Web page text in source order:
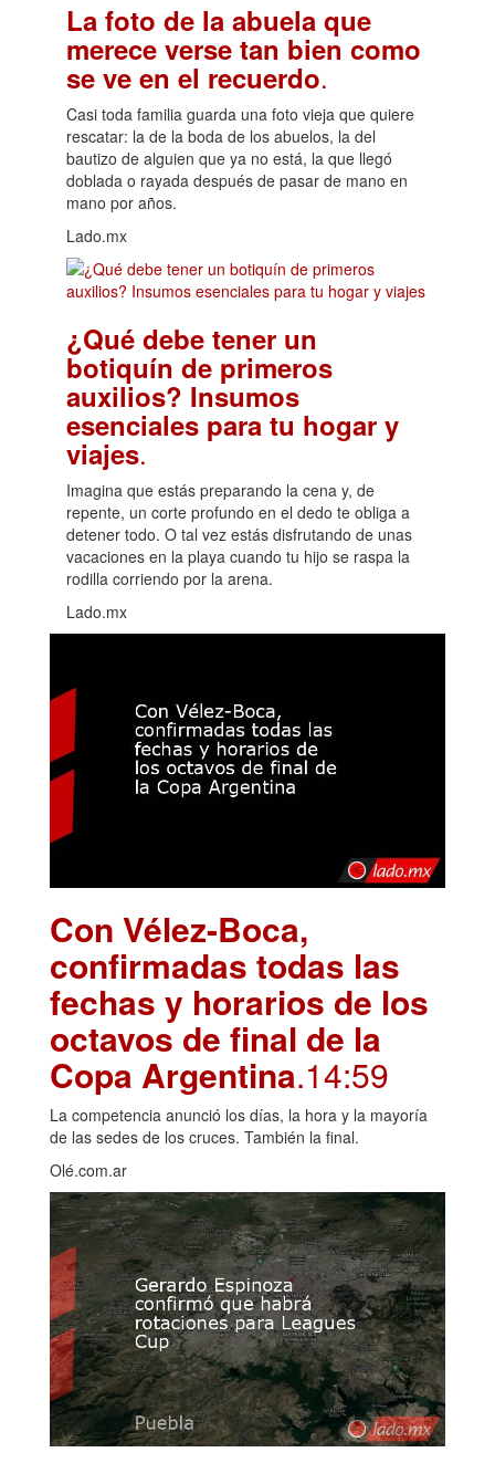
La foto de la abuela que
merece verse tan bien como
se ve en el recuerdo.
Casi toda familia guarda una foto vieja que quiere
rescatar: la de la boda de los abuelos, la del
bautizo de alguien que ya no está, la que llegó
doblada o rayada después de pasar de mano en
mano por años.
Lado.mx
¿Qué debe tener un
botiquín de primeros
auxilios? Insumos
esenciales para tu hogar y
viajes.
Imagina que estás preparando la cena y, de
repente, un corte profundo en el dedo te obliga a
detener todo. O tal vez estás disfrutando de unas
vacaciones en la playa cuando tu hijo se raspa la
rodilla corriendo por la arena.
Lado.mx
Con Vélez-Boca,
confirmadas todas las
fechas y horarios de los
octavos de final de la
Copa Argentina.14:59
La competencia anunció los días, la hora y la mayoría
de las sedes de los cruces. También la final.
Olé.com.ar